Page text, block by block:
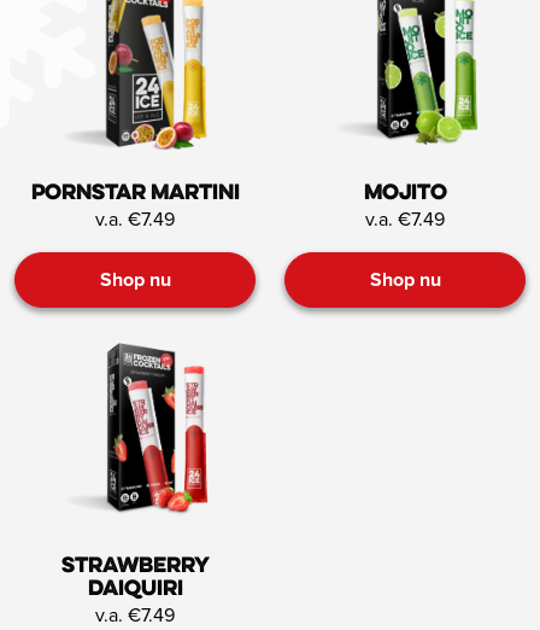
Pornstar Martini
v.a. €7.49
Shop nu
Mojito
v.a. €7.49
Shop nu
Strawberry
Daiquiri
v.a. €7.49